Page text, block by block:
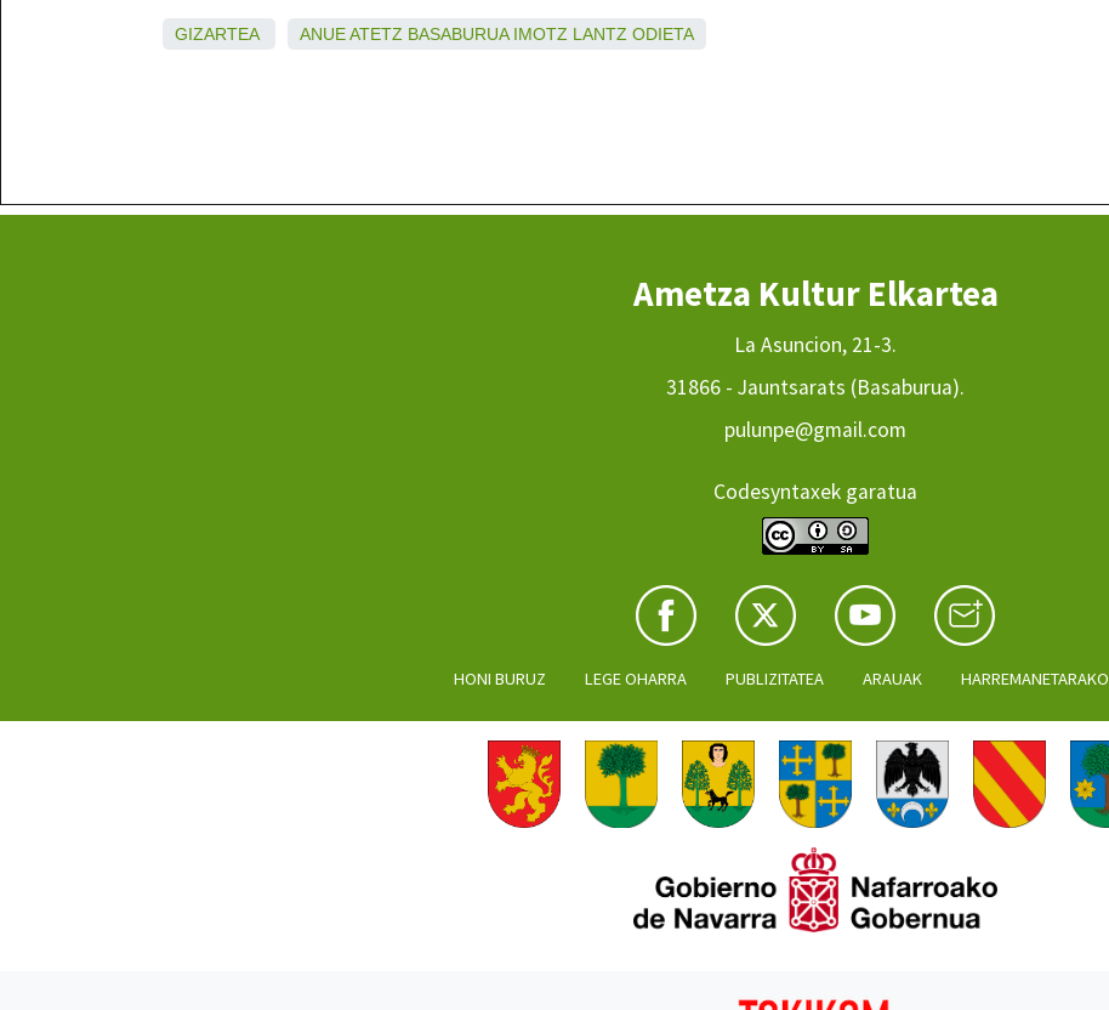
GIZARTEA ANUEATETZ BASABURUA IMOTZ LANTZ ODIETA
Ametza Kultur Elkartea
La Asuncion, 21-3.
31866 - Jauntsarats (Basaburua).
pulunpe@gmail.com
Codesyntaxek garatua
HONI BURUZ LEGE OHARRA PUBLIZITATEA ARAUAK HARREMANETARAKO